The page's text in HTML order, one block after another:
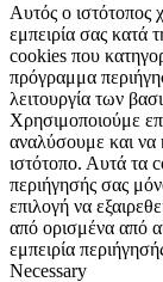
Αυτός ο ιστότοπος
εμπειρία σας κατά
cookies που
πρόγραμμα
λειτουργία των
Χρησιμοποιούμε
αναλύσουμε και να
ιστότοπο. Αυτά τα
περιήγησής σας
επιλογή να
από ορισμένα από
εμπειρία
Necessary